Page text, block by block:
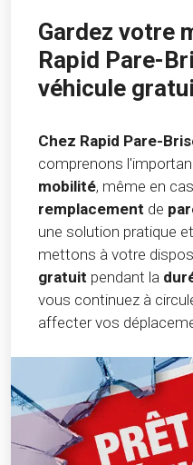
Gardez votre
Rapid Pare-
véhicule
Chez Rapid Pare-
comprenons
mobilité, même en
remplacement de
une solution pratique
mettons à votre
gratuit pendant la
vous continuez à
affecter vos